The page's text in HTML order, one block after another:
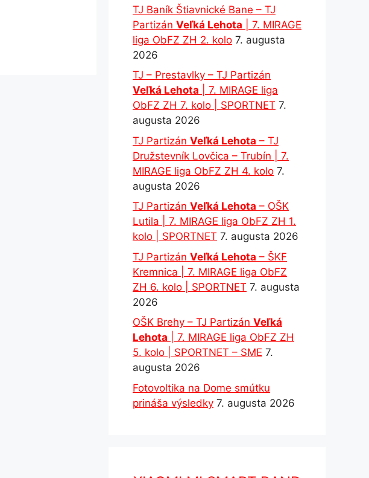
TJ Baník Štiavnické Bane – TJ
Partizán Veľká Lehota | 7. MIRAGE
liga ObFZ ZH 2. kolo 7. augusta
2026
TJ – Prestavlky – TJ Partizán
Veľká Lehota | 7. MIRAGE liga
ObFZ ZH 7. kolo | SPORTNET 7.
augusta 2026
TJ Partizán Veľká Lehota – TJ
Družstevník Lovčica – Trubín | 7.
MIRAGE liga ObFZ ZH 4. kolo 7.
augusta 2026
TJ Partizán Veľká Lehota – OŠK
Lutila | 7. MIRAGE liga ObFZ ZH 1.
kolo | SPORTNET 7. augusta 2026
TJ Partizán Veľká Lehota – ŠKF
Kremnica | 7. MIRAGE liga ObFZ
ZH 6. kolo | SPORTNET 7. augusta
2026
OŠK Brehy – TJ Partizán Veľká
Lehota | 7. MIRAGE liga ObFZ ZH
5. kolo | SPORTNET – SME 7.
augusta 2026
Fotovoltika na Dome smútku
prináša výsledky 7. augusta 2026